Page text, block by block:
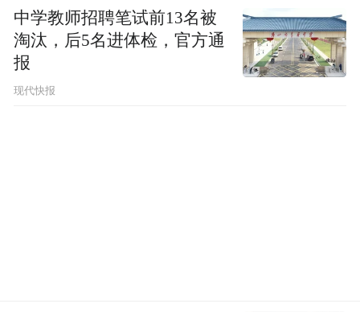
中学教师招聘笔试前13名被
淘汰，后5名进体检，官方通
报
现代快报